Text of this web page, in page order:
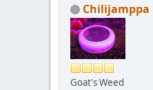
Chilijamppa
Goat's Weed